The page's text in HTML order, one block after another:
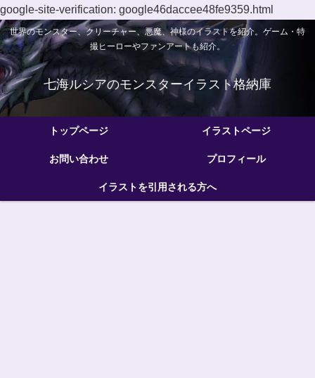
google-site-verification: google46daccee48fe9359.html
世界のモンスター、クリーチャー、悪魔、神様のイラストを紹介。ゲーム・特
撮ヒーローやファンアートも紹介。
七海ルシアのモンスターイラスト格納庫
トップページ イラストページ
お問い合わせ プロフィール
イラストを引用される方へ